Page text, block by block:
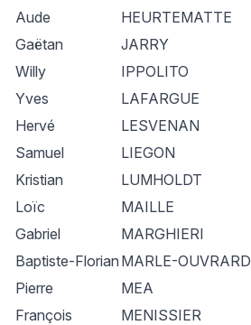
Aude
HEURTEMATTE
Gaëtan
JARRY
Willy
IPPOLITO
Yves
LAFARGUE
Hervé
LESVENAN
Samuel
LIEGON
Kristian
LUMHOLDT
Loïc
MAILLE
Gabriel
MARGHIERI
Baptiste-Florian MARLE-OUVRARD
Pierre
MEA
François
MENISSIER